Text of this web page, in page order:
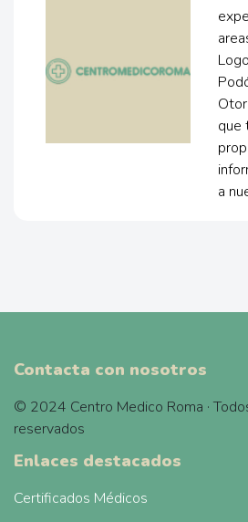
que
a
Contacta con nosotros
© 2024 Centro Medico Roma ·
reservados
Enlaces destacados
Certificados Médicos